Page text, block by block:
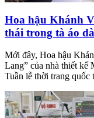
Hoa hậu Khánh
thái trong tà áo
Mới đây, Hoa hậu
Lang” của nhà thiết kế
Tuần lễ thời trang quốc